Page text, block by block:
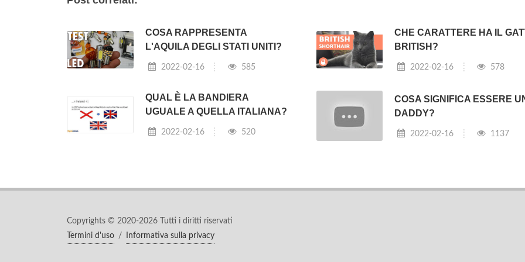
COSA RAPPRESENTA
L'AQUILA DEGLI STATI UNITI?
2022-02-16 585
CHE CARATTERE HA IL
BRITISH?
2022-02-16 578
QUAL È LA BANDIERA
UGUALE A QUELLA ITALIANA?
2022-02-16 520
COSA SIGNIFICA ESSERE
DADDY?
2022-02-16 1137
Copyrights © 2020-2026 Tutti i diritti riservati
Termini d'uso / Informativa sulla privacy